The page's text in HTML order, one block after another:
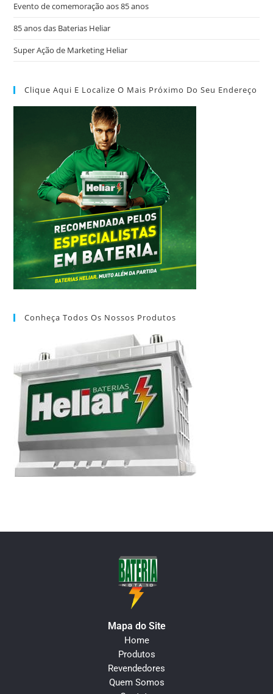
Evento de comemoração aos 85 anos
85 anos das Baterias Heliar
Super Ação de Marketing Heliar
Clique Aqui E Localize O Mais Próximo Do Seu Endereço
Conheça Todos Os Nossos Produtos
Mapa do Site
Home
Produtos
Revendedores
Quem Somos